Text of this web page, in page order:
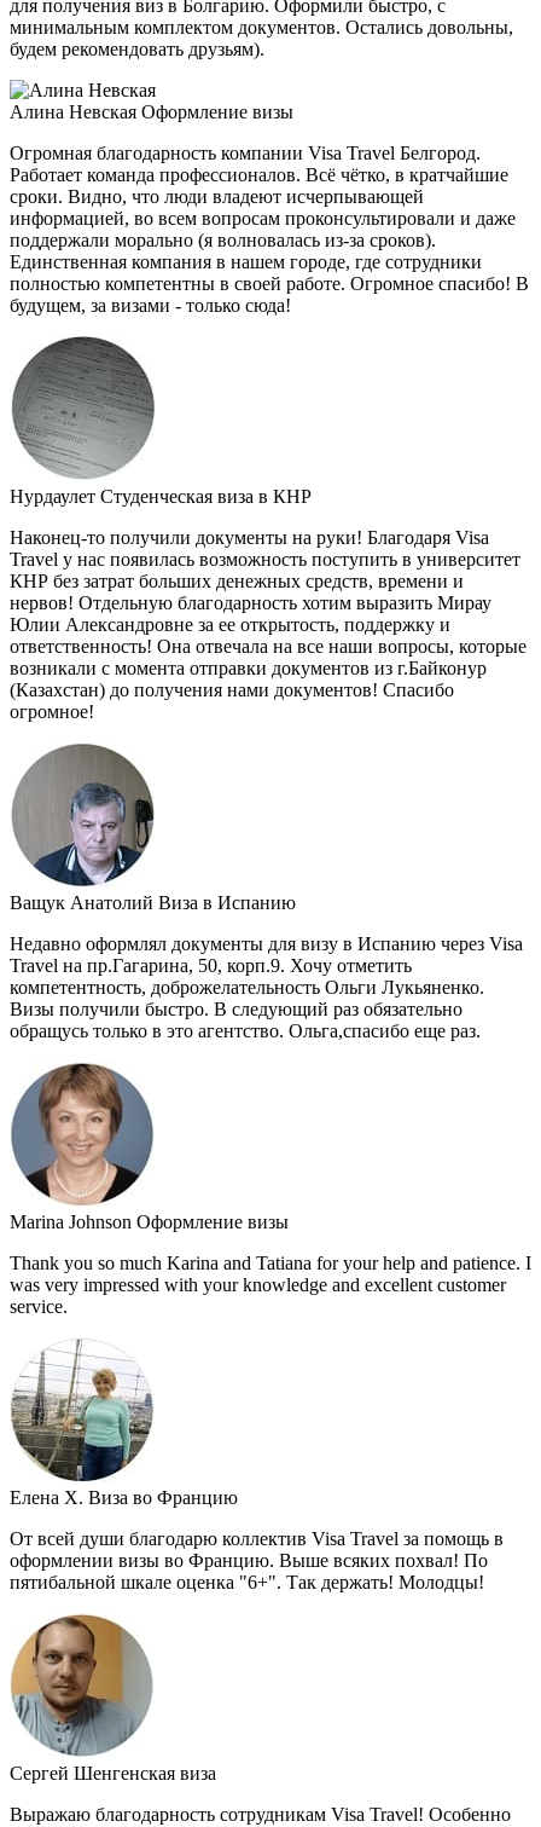
для получения виз в Болгарию. Оформили быстро, с
минимальным комплектом документов. Остались довольны,
будем рекомендовать друзьям).
Алина Невская Оформление визы
Огромная благодарность компании Visa Travel Белгород.
Работает команда профессионалов. Всё чётко, в кратчайшие
сроки. Видно, что люди владеют исчерпывающей
информацией, во всем вопросам проконсультировали и даже
поддержали морально (я волновалась из-за сроков).
Единственная компания в нашем городе, где сотрудники
полностью компетентны в своей работе. Огромное спасибо! В
будущем, за визами - только сюда!
Нурдаулет Студенческая виза в КНР
Наконец-то получили документы на руки! Благодаря Visa
Travel у нас появилась возможность поступить в университет
КНР без затрат больших денежных средств, времени и
нервов! Отдельную благодарность хотим выразить Мирау
Юлии Александровне за ее открытость, поддержку и
ответственность! Она отвечала на все наши вопросы, которые
возникали с момента отправки документов из г.Байконур
(Казахстан) до получения нами документов! Спасибо
огромное!
Ващук Анатолий Виза в Испанию
Недавно оформлял документы для визу в Испанию через Visa
Travel на пр.Гагарина, 50, корп.9. Хочу отметить
компетентность, доброжелательность Ольги Лукьяненко.
Визы получили быстро. В следующий раз обязательно
обращусь только в это агентство. Ольга,спасибо еще раз.
Marina Johnson Оформление визы
Thank you so much Karina and Tatiana for your help and patience. I
was very impressed with your knowledge and excellent customer
service.
Елена Х. Виза во Францию
От всей души благодарю коллектив Visa Travel за помощь в
оформлении визы во Францию. Выше всяких похвал! По
пятибальной шкале оценка "6+". Так держать! Молодцы!
Сергей Шенгенская виза
Выражаю благодарность сотрудникам Visa Travel! Особенно